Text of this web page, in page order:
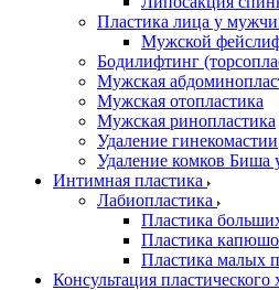
Пластика лица у
Мужской
Бодилифтинг
Мужская
Мужская отопластика
Мужская ринопластика
Удаление гинекомастии
Удаление комков Биша
Интимная пластика
Лабиопластика
Пластика
Пластика
Пластика малых
Консультация пластического